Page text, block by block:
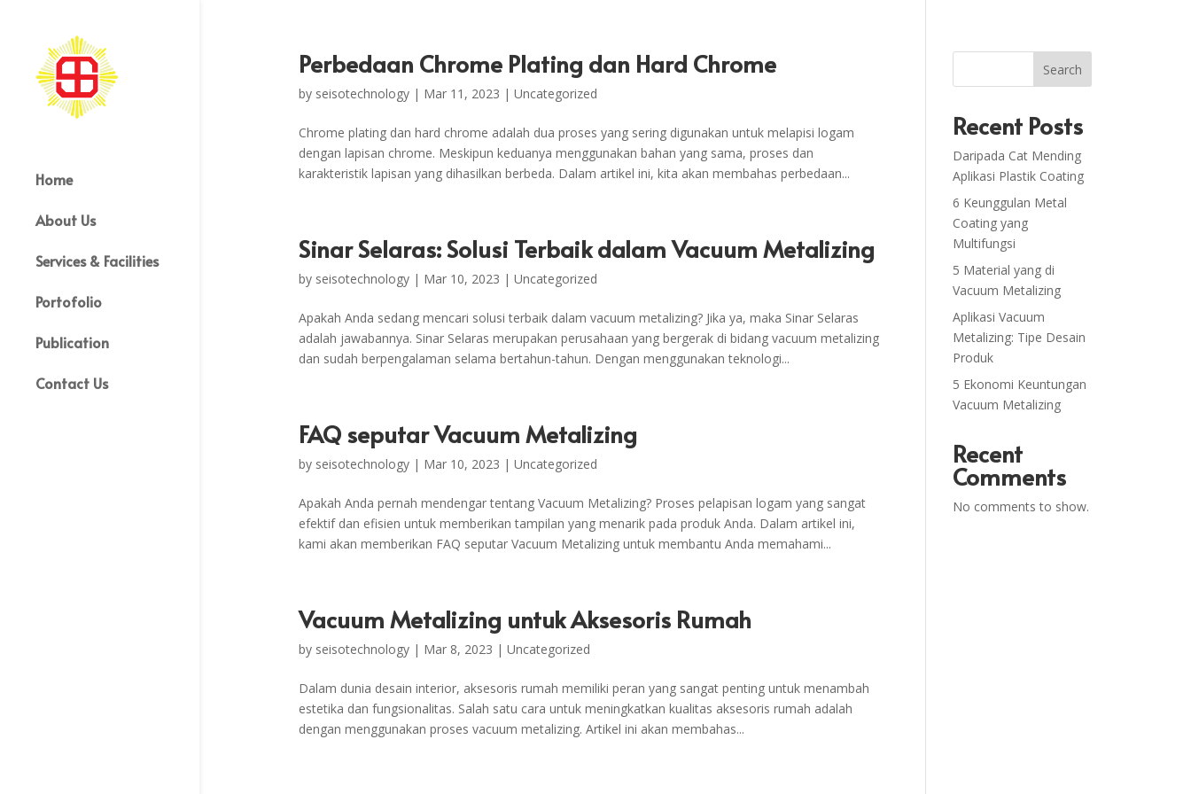
Home
About Us
Services & Facilities
Portofolio
Publication
Contact Us
Perbedaan Chrome Plating dan Hard Chrome
by seisotechnology| Mar 11, 2023 | Uncategorized
Chrome plating dan hard chrome adalah dua proses yang sering digunakan untuk melapisi logam
dengan lapisan chrome. Meskipun keduanya menggunakan bahan yang sama, proses dan
karakteristik lapisan yang dihasilkan berbeda. Dalam artikel ini, kita akan membahas perbedaan...
Sinar Selaras: Solusi Terbaik dalam Vacuum Metalizing
by seisotechnology| Mar 10, 2023 | Uncategorized
Apakah Anda sedang mencari solusi terbaik dalam vacuum metalizing? Jika ya, maka Sinar Selaras
adalah jawabannya. Sinar Selaras merupakan perusahaan yang bergerak di bidang vacuum metalizing
dan sudah berpengalaman selama bertahun-tahun. Dengan menggunakan teknologi...
FAQ seputar Vacuum Metalizing
by seisotechnology| Mar 10, 2023 | Uncategorized
Apakah Anda pernah mendengar tentang Vacuum Metalizing? Proses pelapisan logam yang sangat
efektif dan efisien untuk memberikan tampilan yang menarik pada produk Anda. Dalam artikel ini,
kami akan memberikan FAQ seputar Vacuum Metalizing untuk membantu Anda memahami...
Vacuum Metalizing untuk Aksesoris Rumah
by seisotechnology| Mar 8, 2023 | Uncategorized
Dalam dunia desain interior, aksesoris rumah memiliki peran yang sangat penting untuk menambah
estetika dan fungsionalitas. Salah satu cara untuk meningkatkan kualitas aksesoris rumah adalah
dengan menggunakan proses vacuum metalizing. Artikel ini akan membahas...
Search
Recent Posts
Daripada Cat Mending
Aplikasi Plastik Coating
6 Keunggulan Metal
Coating yang
Multifungsi
5 Material yang di
Vacuum Metalizing
Aplikasi Vacuum
Metalizing: Tipe Desain
Produk
5 Ekonomi Keuntungan
Vacuum Metalizing
Recent
Comments
No comments to show.